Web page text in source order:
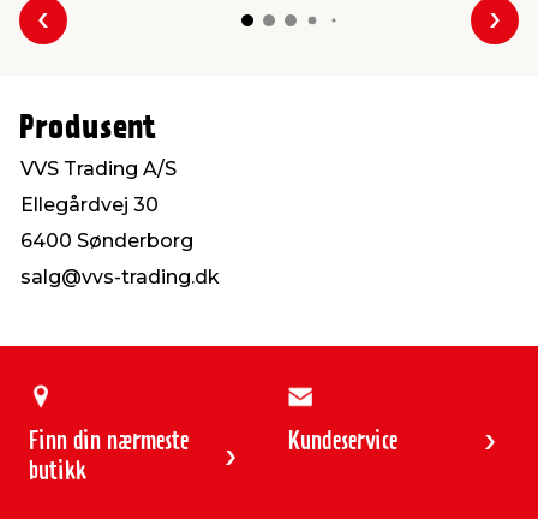
Forrige
Produsent
VVS Trading A/S
Ellegårdvej 30
6400 Sønderborg
salg@vvs-trading.dk
Finn din nærmeste
butikk
Kundeservice